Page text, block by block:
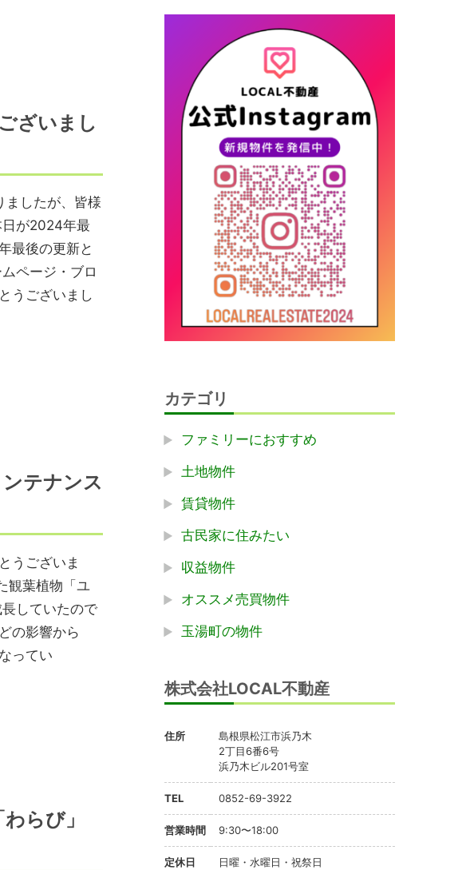
ざいまし
ましたが、皆様
が2024年最
最後の更新と
ページ・ブロ
うございまし
テナンス
うございま
観葉植物「ユ
していたので
の影響から
ってい
らび」
カテゴリ
ファミリーにおすすめ
土地物件
賃貸物件
古民家に住みたい
収益物件
オススメ売買物件
玉湯町の物件
株式会社LOCAL不動産
住所
島根県松江市浜乃木
2丁目6番6号
浜乃木ビル201号室
TEL 0852-69-3922
営業時間 9:30〜18:00
定休日 日曜・水曜日・祝祭日